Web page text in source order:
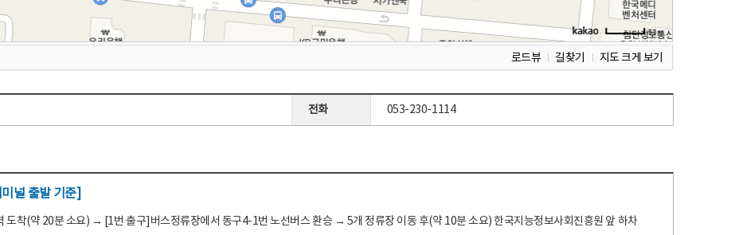
로드뷰 길찾기 지도 크게 보기
전화 053-230-1114
널 출발 기준]
도착(약 20분 소요) → [1번 출구]버스정류장에서 동구4-1번 노선버스 환승 → 5개 정류장 이동 후(약 10분 소요) 한국지능정보사회진흥원 앞 하차